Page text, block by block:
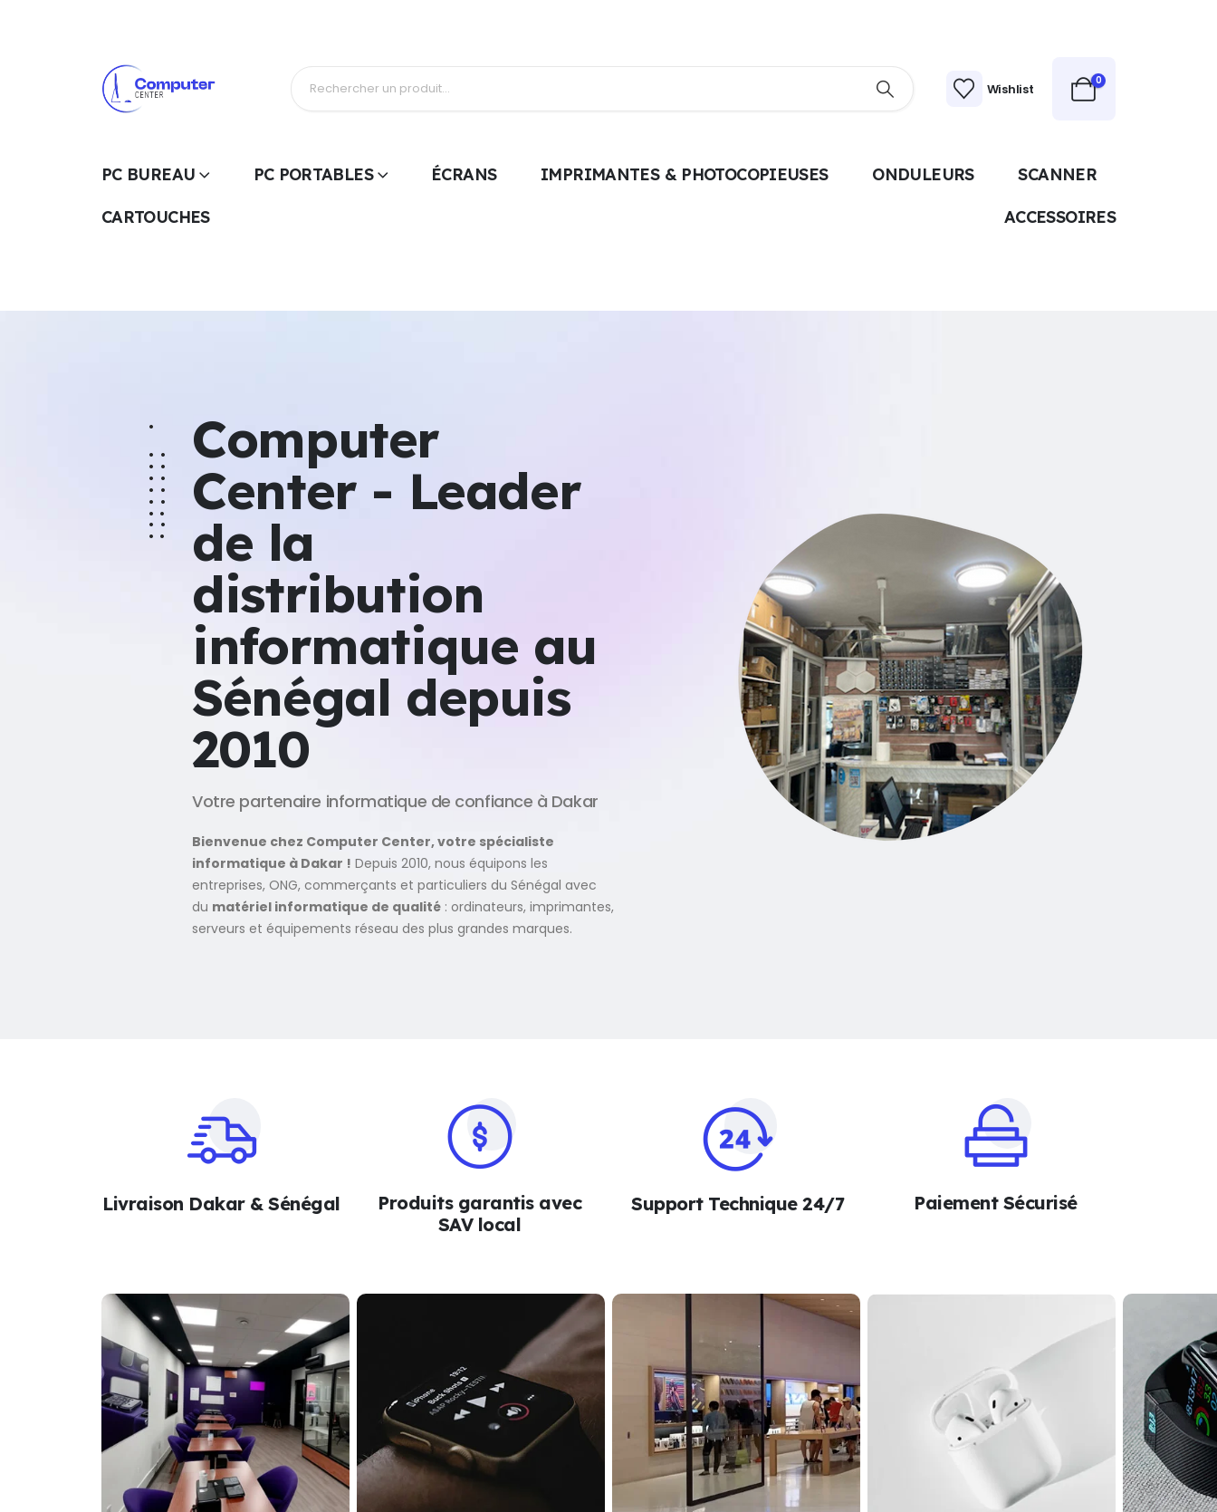
Wishlist 0
PC BUREAU PC PORTABLES ÉCRANS IMPRIMANTES & PHOTOCOPIEUSES ONDULEURS SCANNER
CARTOUCHES ACCESSOIRES
Computer
Center - Leader
de la
distribution
informatique au
Sénégal depuis
2010
Votre partenaire informatique de confiance à Dakar
Bienvenue chez Computer Center, votre spécialiste
informatique à Dakar ! Depuis 2010, nous équipons les
entreprises, ONG, commerçants et particuliers du Sénégal avec
du matériel informatique de qualité : ordinateurs, imprimantes,
serveurs et équipements réseau des plus grandes marques.
Livraison Dakar & Sénégal
Produits garantis avec
SAV local
Support Technique 24/7 Paiement Sécurisé